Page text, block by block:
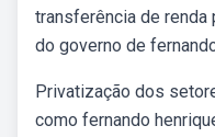
transferência de
do governo de
Privatização dos
como fernando